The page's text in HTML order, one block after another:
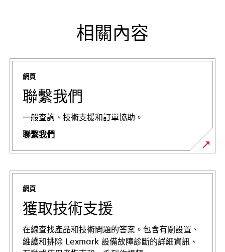
相關內容
網頁
聯繫我們
一般查詢、技術支援和訂單協助。
聯繫我們
網頁
獲取技術支援
在線查找產品和技術問題的答案。包含有關設置、
維護和排除 Lexmark 設備故障診斷的詳細資訊、